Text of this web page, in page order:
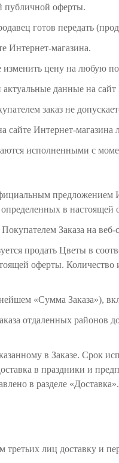
публичной оферты.
готов передать
Интернет-магазина.
цену на любую
данные на
заказ не
сайте Интернет-
исполненными с
в настоящей
Заказа на веб-
продать Цветы в
оферты.
«Сумма Заказа»),
отдаленных районов
в Заказе. Срок
в праздники и
в разделе «Доставка».
третьих лиц доставку и